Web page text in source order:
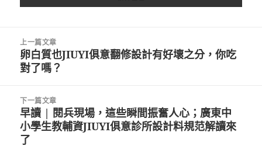
上一篇文章
上
一
文
章:
卵白質也JIUYI俱意翻修設計有好壞之分，你吃
對了嗎？
下一篇文章
下
一
篇
早讀 | 閱兵現場，這些瞬間振奮人心；廣東中
小學生教輔資JIUYI俱意診所設計料規范解讀來
了